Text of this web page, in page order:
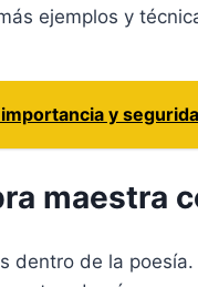
ejemplos y
y
maestra
de la